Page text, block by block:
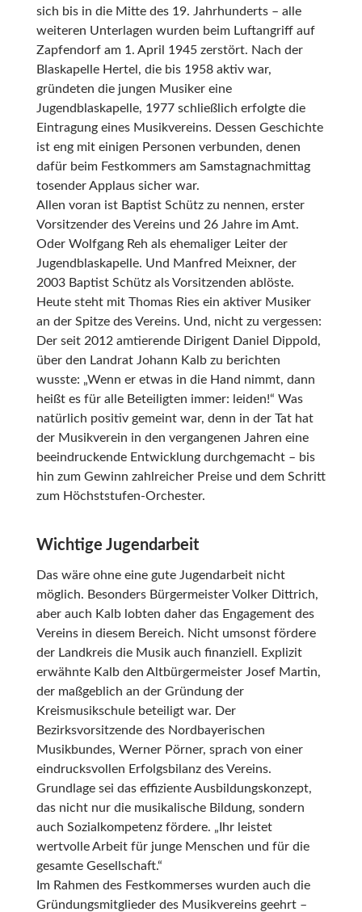
sich bis in die Mitte des 19. Jahrhunderts – alle
weiteren Unterlagen wurden beim Luftangriff auf
Zapfendorf am 1. April 1945 zerstört. Nach der
Blaskapelle Hertel, die bis 1958 aktiv war,
gründeten die jungen Musiker eine
Jugendblaskapelle, 1977 schließlich erfolgte die
Eintragung eines Musikvereins. Dessen Geschichte
ist eng mit einigen Personen verbunden, denen
dafür beim Festkommers am Samstagnachmittag
tosender Applaus sicher war.
Allen voran ist Baptist Schütz zu nennen, erster
Vorsitzender des Vereins und 26 Jahre im Amt.
Oder Wolfgang Reh als ehemaliger Leiter der
Jugendblaskapelle. Und Manfred Meixner, der
2003 Baptist Schütz als Vorsitzenden ablöste.
Heute steht mit Thomas Ries ein aktiver Musiker
an der Spitze des Vereins. Und, nicht zu vergessen:
Der seit 2012 amtierende Dirigent Daniel Dippold,
über den Landrat Johann Kalb zu berichten
wusste: „Wenn er etwas in die Hand nimmt, dann
heißt es für alle Beteiligten immer: leiden!“ Was
natürlich positiv gemeint war, denn in der Tat hat
der Musikverein in den vergangenen Jahren eine
beeindruckende Entwicklung durchgemacht – bis
hin zum Gewinn zahlreicher Preise und dem Schritt
zum Höchststufen-Orchester.
Wichtige Jugendarbeit
Das wäre ohne eine gute Jugendarbeit nicht
möglich. Besonders Bürgermeister Volker Dittrich,
aber auch Kalb lobten daher das Engagement des
Vereins in diesem Bereich. Nicht umsonst fördere
der Landkreis die Musik auch finanziell. Explizit
erwähnte Kalb den Altbürgermeister Josef Martin,
der maßgeblich an der Gründung der
Kreismusikschule beteiligt war. Der
Bezirksvorsitzende des Nordbayerischen
Musikbundes, Werner Pörner, sprach von einer
eindrucksvollen Erfolgsbilanz des Vereins.
Grundlage sei das effiziente Ausbildungskonzept,
das nicht nur die musikalische Bildung, sondern
auch Sozialkompetenz fördere. „Ihr leistet
wertvolle Arbeit für junge Menschen und für die
gesamte Gesellschaft.“
Im Rahmen des Festkommerses wurden auch die
Gründungsmitglieder des Musikvereins geehrt –